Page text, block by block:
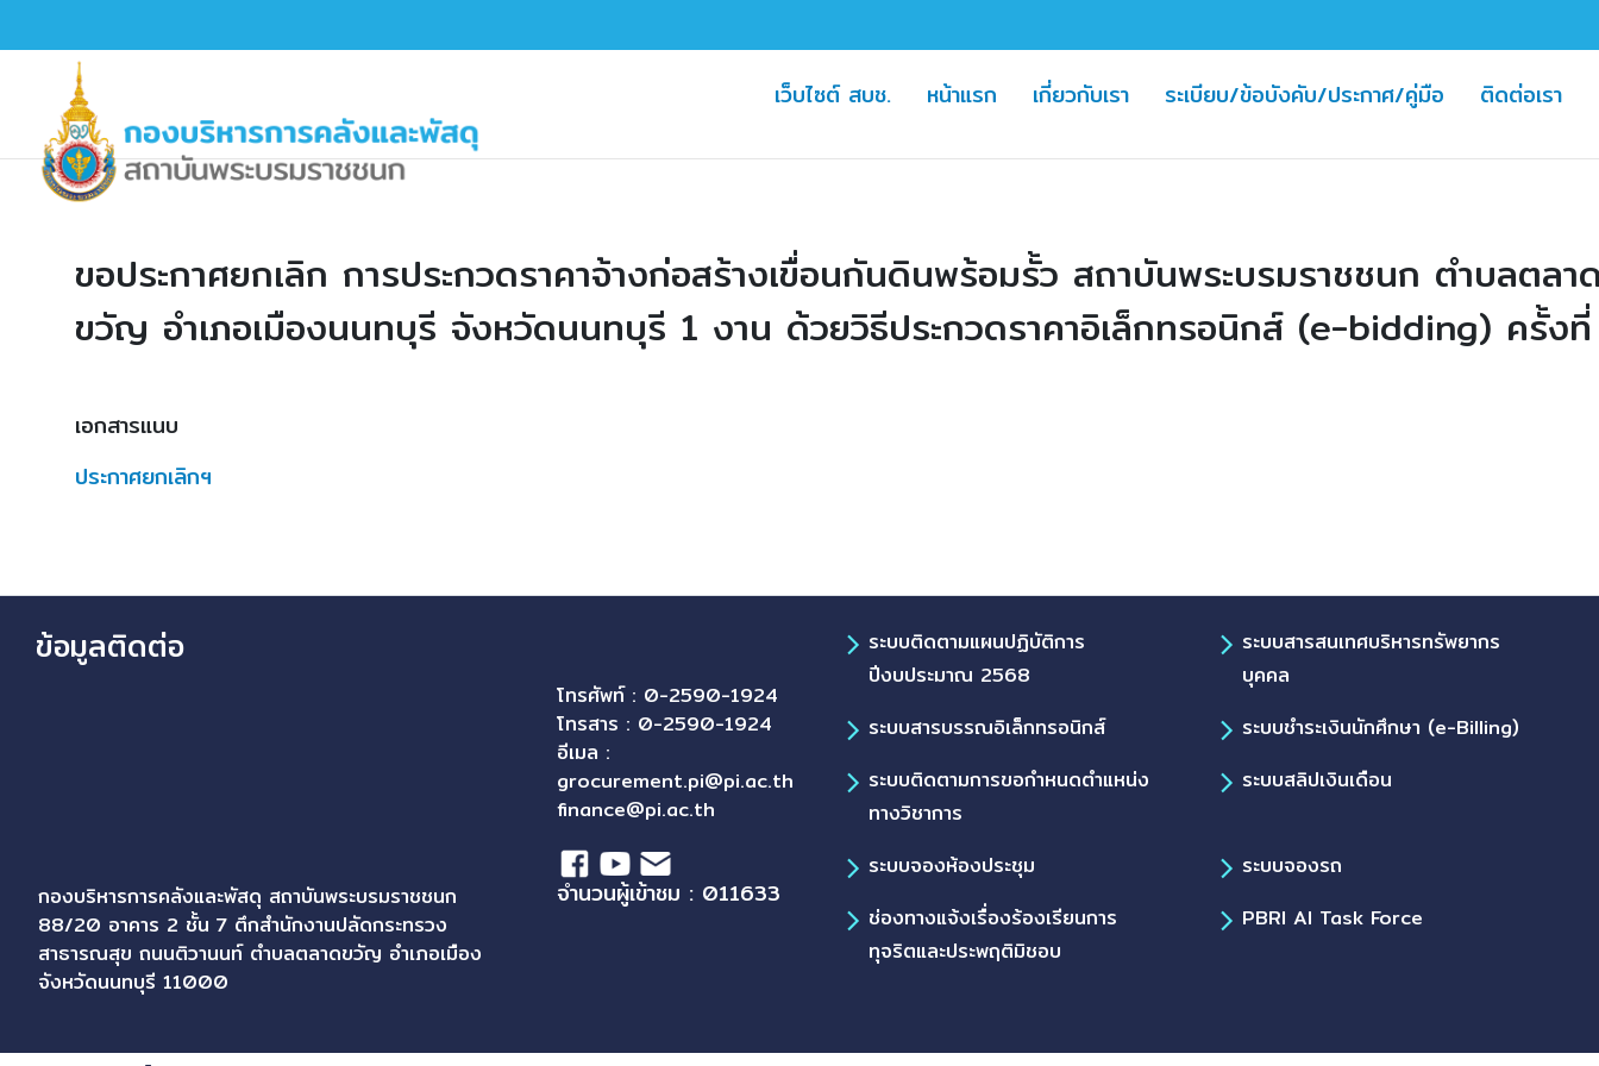
เว็บไซต์ สบช.(current)
หน้าแรก (current)
เกี่ยวกับเรา ระเบียบ/ข้อบังคับ/ประกาศ/คู่มือ ติดต่อเรา
ขอประกาศยกเลิก การประกวดราคาจ้างก่อสร้างเขื่อนกันดินพร้อมรั้ว สถาบันพระบรมราชชนก ตำบลตลา
ขวัญ อำเภอเมืองนนทบุรี จังหวัดนนทบุรี 1 งาน ด้วยวิธีประกวดราคาอิเล็กทรอนิกส์ (e-bidding) ครั้ง
เอกสารแนบ
ประกาศยกเลิกฯ
ข้อมูลติดต่อ
กองบริหารการคลังและพัสดุ สถาบันพระบรมราชชนก
88/20 อาคาร 2 ชั้น 7 ตึกสำนักงานปลัดกระทรวง
สาธารณสุข ถนนติวานนท์ ตำบลตลาดขวัญ อำเภอเมือง
จังหวัดนนทบุรี 11000
โทรศัพท์ : 0-2590-1924
โทรสาร : 0-2590-1924
อีเมล :
grocurement.pi@pi.ac.th
finance@pi.ac.th
จำนวนผู้เข้าชม : 011633
ระบบติดตามแผนปฏิบัติการ
ปีงบประมาณ 2568
ระบบสารสนเทศบริหารทรัพยากร
บุคคล
ระบบสารบรรณอิเล็กทรอนิกส์
ระบบชำระเงินนักศึกษา (e-Billing)
ระบบติดตามการขอกำหนดตำแหน่ง
ทางวิชาการ
ระบบสลิปเงินเดือน
ระบบจองห้องประชุม
ระบบจองรถ
ช่องทางแจ้งเรื่องร้องเรียนการ
ทุจริตและประพฤติมิชอบ
PBRI AI Task Force